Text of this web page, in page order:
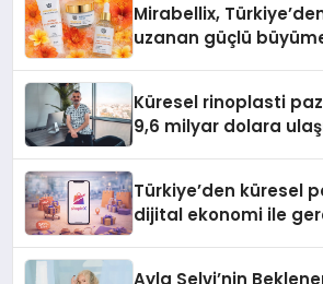
Mirabellix,
uzanan güçlü
Küresel rinoplasti
9,6 milyar dolara
Türkiye’den küresel
dijital ekonomi ile
Ayla Selvi’nin